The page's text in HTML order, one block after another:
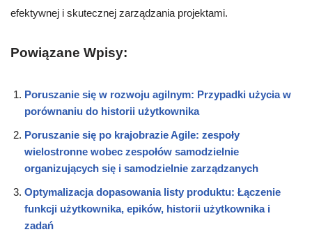
efektywnej i skutecznej zarządzania projektami.
Powiązane Wpisy:
Poruszanie się w rozwoju agilnym: Przypadki użycia w
porównaniu do historii użytkownika
Poruszanie się po krajobrazie Agile: zespoły
wielostronne wobec zespołów samodzielnie
organizujących się i samodzielnie zarządzanych
Optymalizacja dopasowania listy produktu: Łączenie
funkcji użytkownika, epików, historii użytkownika i
zadań